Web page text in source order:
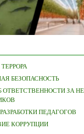
БЕЗОПАСНОСТЬ
ЗА
ПЕДАГОГОВ
КОРРУПЦИИ